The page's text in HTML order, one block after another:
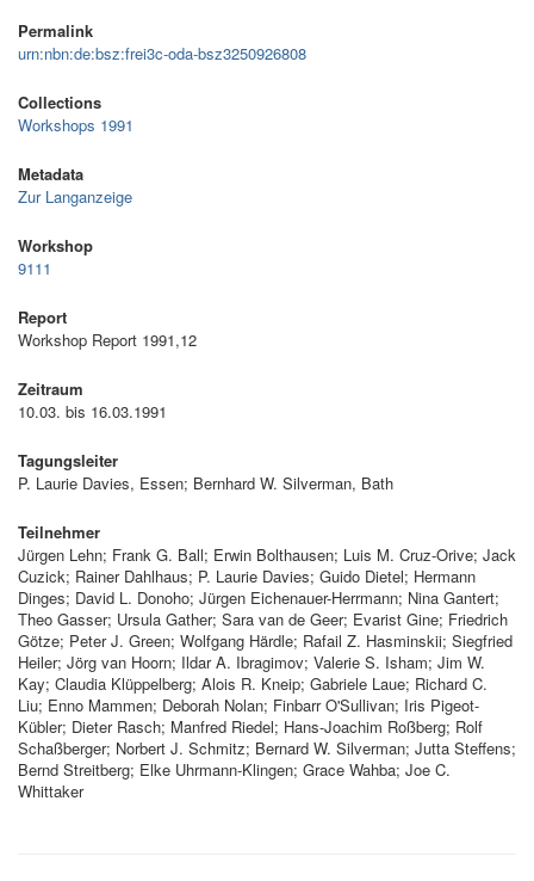
Permalink
urn:nbn:de:bsz:frei3c-oda-bsz3250926808
Collections
Workshops 1991
Metadata
Zur Langanzeige
Workshop
9111
Report
Workshop Report 1991,12
Zeitraum
10.03. bis 16.03.1991
Tagungsleiter
P. Laurie Davies, Essen; Bernhard W. Silverman, Bath
Teilnehmer
Jürgen Lehn; Frank G. Ball; Erwin Bolthausen; Luis M. Cruz-Orive; Jack
Cuzick; Rainer Dahlhaus; P. Laurie Davies; Guido Dietel; Hermann
Dinges; David L. Donoho; Jürgen Eichenauer-Herrmann; Nina Gantert;
Theo Gasser; Ursula Gather; Sara van de Geer; Evarist Gine; Friedrich
Götze; Peter J. Green; Wolfgang Härdle; Rafail Z. Hasminskii; Siegfried
Heiler; Jörg van Hoorn; Ildar A. Ibragimov; Valerie S. Isham; Jim W.
Kay; Claudia Klüppelberg; Alois R. Kneip; Gabriele Laue; Richard C.
Liu; Enno Mammen; Deborah Nolan; Finbarr O'Sullivan; Iris Pigeot-
Kübler; Dieter Rasch; Manfred Riedel; Hans-Joachim Roßberg; Rolf
Schaßberger; Norbert J. Schmitz; Bernard W. Silverman; Jutta Steffens;
Bernd Streitberg; Elke Uhrmann-Klingen; Grace Wahba; Joe C.
Whittaker